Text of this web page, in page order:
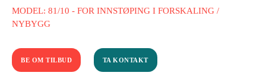
MODEL: 81/10 - FOR INNSTØPING I FORSKALING /
NYBYGG
BE OM TILBUD TA KONTAKT